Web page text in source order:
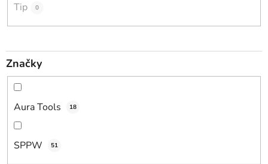
o
Tip 0
Značky
Aura Tools 18
SPPW 51